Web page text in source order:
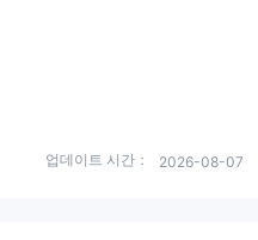
업데이트 시간： 2026-08-07